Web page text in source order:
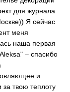
для журнала
Я сейчас
меня
наша первая
– спасибо
и
твою теплоту